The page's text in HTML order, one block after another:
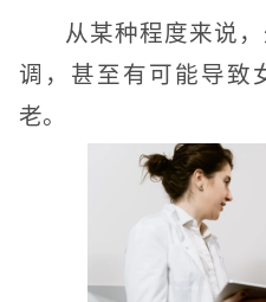
从某种程度来说
调，甚至有可能导致
老。